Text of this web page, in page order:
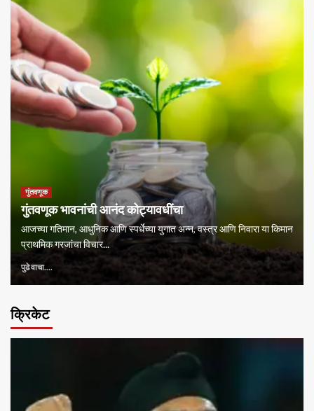
गुंतवणूक
गुंतवणूक भावनांची आनंद कोट्यावधींचा
आजच्या गतिमान, आधुनिक आणि स्पर्धेच्या युगात अन्न, वस्त्र आणि निवारा या किमान
प्राथमिक गरजांचा विचार...
पुढे वाचा....
क्रिकेट